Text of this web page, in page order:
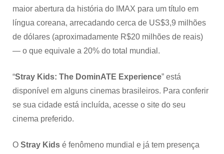
maior abertura da história do IMAX para um título em
língua coreana, arrecadando cerca de US$3,9 milhões
de dólares (aproximadamente R$20 milhões de reais)
— o que equivale a 20% do total mundial.
“Stray Kids: The DominATE Experience” está
disponível em alguns cinemas brasileiros. Para conferir
se sua cidade está incluída, acesse o site do seu
cinema preferido.
O Stray Kids é fenômeno mundial e já tem presença